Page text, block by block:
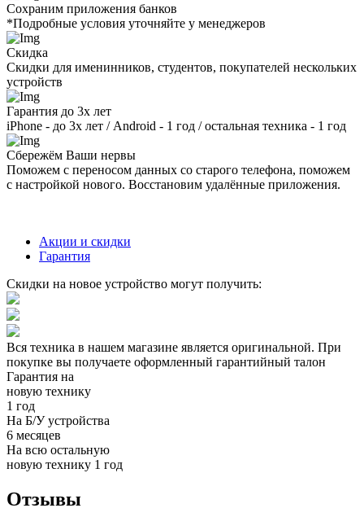
Сохраним приложения банков
*Подробные условия уточняйте у менеджеров
Скидка
Скидки для именинников, студентов, покупателей нескольких
устройств
Гарантия до 3х лет
iPhone - до 3х лет / Android - 1 год / остальная техника - 1 год
Сбережём Ваши нервы
Поможем с переносом данных со старого телефона, поможем
с настройкой нового. Восстановим удалённые приложения.
Акции и скидки
Гарантия
Скидки на новое устройство могут получить:
Вся техника в нашем магазине является оригинальной. При
покупке вы получаете оформленный гарантийный талон
Гарантия на
новую технику
1 год
На Б/У устройства
6 месяцев
На всю остальную
новую технику 1 год
Отзывы